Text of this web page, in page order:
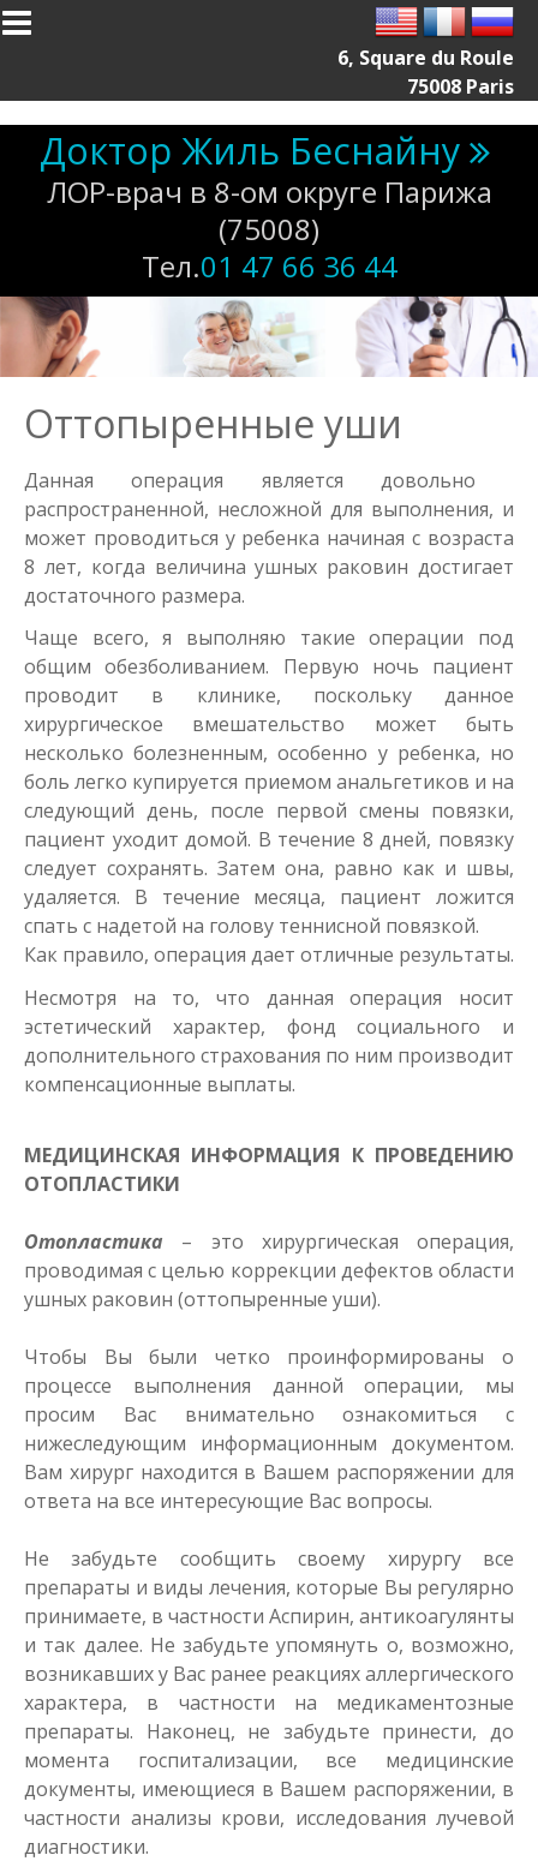
Skip to main content
6, Square du Roule
75008 Paris
Доктор Жиль Беснайну
ЛОР-врач в 8-ом округе Парижа
(75008)
Тел.01 47 66 36 44
Оттопыренные уши
Данная операция является довольно
распространенной, несложной для выполнения, и
может проводиться у ребенка начиная с возраста
8 лет, когда величина ушных раковин достигает
достаточного размера.
Чаще всего, я выполняю такие операции под
общим обезболиванием. Первую ночь пациент
проводит в клинике, поскольку данное
хирургическое вмешательство может быть
несколько болезненным, особенно у ребенка, но
боль легко купируется приемом анальгетиков и на
следующий день, после первой смены повязки,
пациент уходит домой. В течение 8 дней, повязку
следует сохранять. Затем она, равно как и швы,
удаляется. В течение месяца, пациент ложится
спать с надетой на голову теннисной повязкой.
Как правило, операция дает отличные результаты.
Несмотря на то, что данная операция носит
эстетический характер, фонд социального и
дополнительного страхования по ним производит
компенсационные выплаты.
МЕДИЦИНСКАЯ ИНФОРМАЦИЯ К ПРОВЕДЕНИЮ
ОТОПЛАСТИКИ
Отопластика – это хирургическая операция,
проводимая с целью коррекции дефектов области
ушных раковин (оттопыренные уши).
Чтобы Вы были четко проинформированы о
процессе выполнения данной операции, мы
просим Вас внимательно ознакомиться с
нижеследующим информационным документом.
Вам хирург находится в Вашем распоряжении для
ответа на все интересующие Вас вопросы.
Не забудьте сообщить своему хирургу все
препараты и виды лечения, которые Вы регулярно
принимаете, в частности Аспирин, антикоагулянты
и так далее. Не забудьте упомянуть о, возможно,
возникавших у Вас ранее реакциях аллергического
характера, в частности на медикаментозные
препараты. Наконец, не забудьте принести, до
момента госпитализации, все медицинские
документы, имеющиеся в Вашем распоряжении, в
частности анализы крови, исследования лучевой
диагностики.